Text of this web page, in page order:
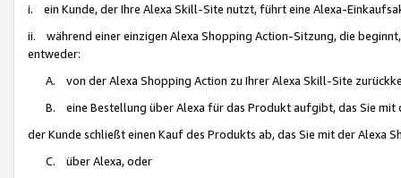
i. ein Kunde, der Ihre Alexa Skill-Site nutzt, führt eine Alexa-
ii. während einer einzigen Alexa Shopping Action-Sitzung, die
entweder:
A. von der Alexa Shopping Action zu Ihrer Alexa Skill-Site
B. eine Bestellung über Alexa für das Produkt aufgibt, das Sie mit
der Kunde schließt einen Kauf des Produkts ab, das Sie mit der Alexa
C. über Alexa, oder